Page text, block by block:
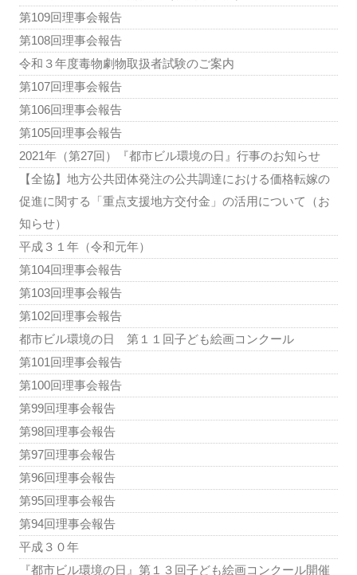
第109回理事会報告
第108回理事会報告
令和３年度毒物劇物取扱者試験のご案内
第107回理事会報告
第106回理事会報告
第105回理事会報告
2021年（第27回）『都市ビル環境の日』行事のお知らせ
【全協】地方公共団体発注の公共調達における価格転嫁の
促進に関する「重点支援地方交付金」の活用について（お
知らせ）
平成３１年（令和元年）
第104回理事会報告
第103回理事会報告
第102回理事会報告
都市ビル環境の日 第１１回子ども絵画コンクール
第101回理事会報告
第100回理事会報告
第99回理事会報告
第98回理事会報告
第97回理事会報告
第96回理事会報告
第95回理事会報告
第94回理事会報告
平成３０年
『都市ビル環境の日』第１３回子ども絵画コンクール開催